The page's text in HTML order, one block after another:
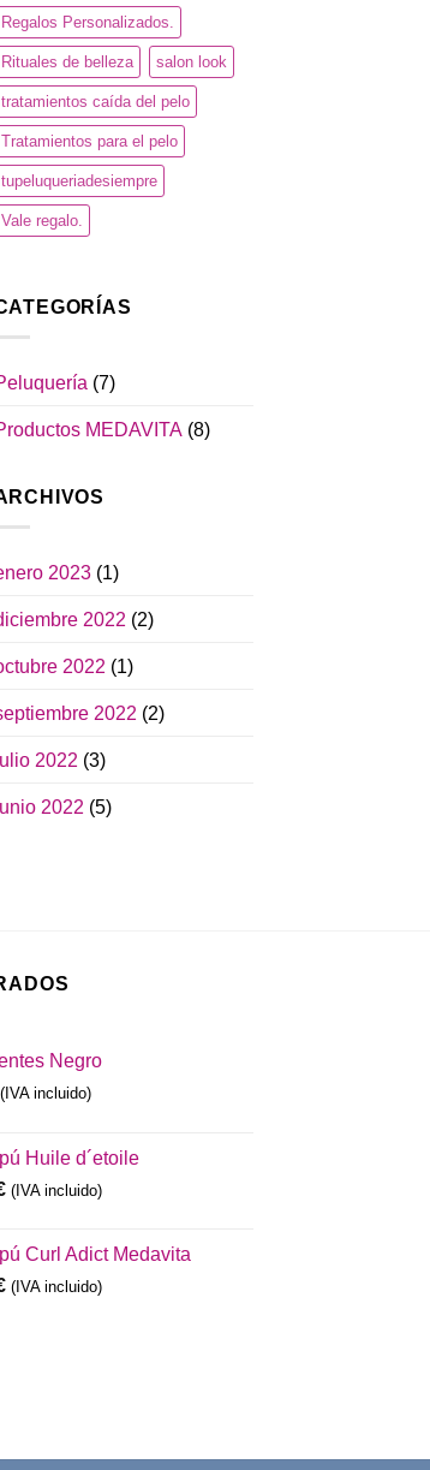
Regalos Personalizados.
Rituales de belleza salon look
tratamientos caída del pelo
Tratamientos para el pelo
tupeluqueriadesiempre
Vale regalo.
(7)
MEDAVITA (8)
2023(1)
2022 (2)
2022 (1)
2022 (2)
2022 (3)
2022 (5)
Negro
(IVA incluido)
Huile d´etoile
(IVA incluido)
Curl Adict Medavita
(IVA incluido)